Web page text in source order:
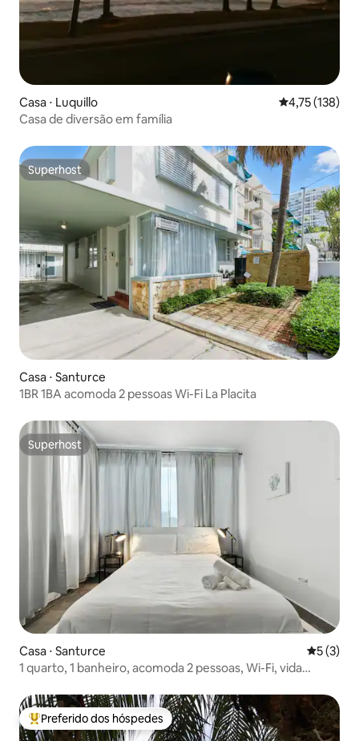
Casa ⋅ Luquillo 4,75 de uma
4,75 (138)
Casa de diversão em família
Superhost
Superhost
Casa ⋅ Santurce
1BR 1BA acomoda 2 pessoas Wi-Fi La Placita
Superhost
Superhost
Casa ⋅ Santurce 5 de
5 (3)
1 quarto, 1 banheiro, acomoda 2 pessoas, Wi-Fi, vida
Entre os melhores preferidos dos hóspedes
Preferido dos hóspedes